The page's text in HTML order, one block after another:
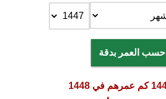
احسب العمر بدقة